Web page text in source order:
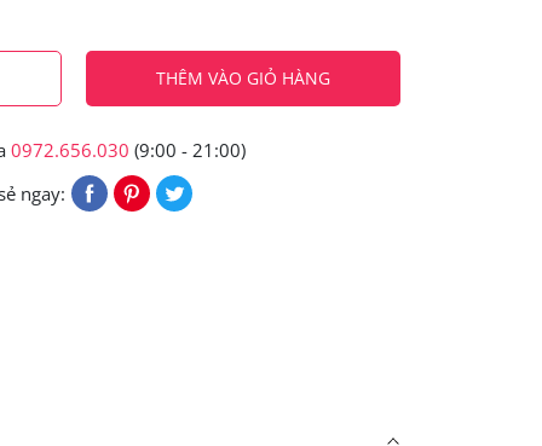
THÊM VÀO GIỎ HÀNG
0972.656.030 (9:00 - 21:00)
ngay: